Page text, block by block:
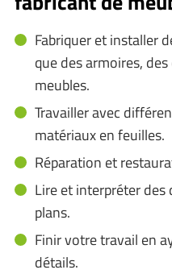
Fabriquer et installer
que des armoires,
meubles.
Travailler avec
matériaux en feuilles.
Réparation et
Lire et interpréter des
plans.
Finir votre travail en
détails.